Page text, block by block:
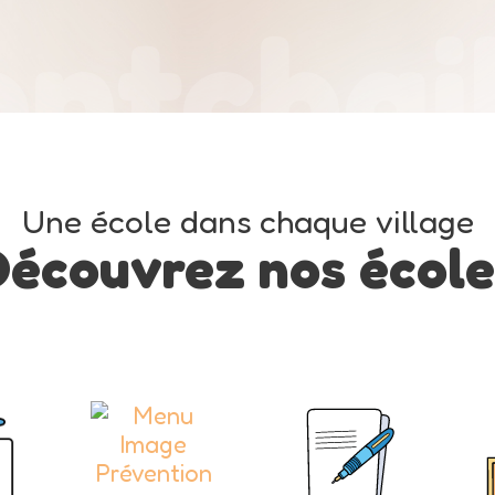
Une école dans chaque village
nos
Prévention